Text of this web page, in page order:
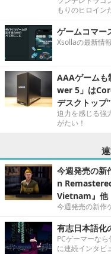
もりのヒロイン
ゲームコマー
Xsollaの最新情
AAAゲーム
wer 5」は
デスクトップ”
迫力を感じる強
がたい！
今週発売の
n
Vietnam』他
今週発売の新作
有志日本語化
PCゲーマーな
に連続インタビ